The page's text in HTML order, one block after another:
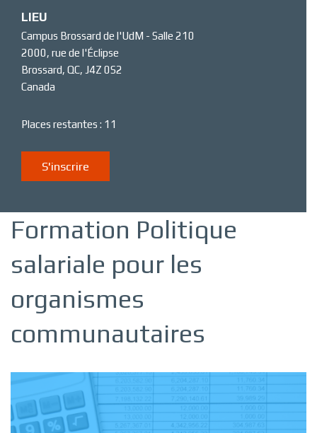
LIEU
Campus Brossard de l'UdM - Salle 210
2000, rue de l'Éclipse
Brossard, QC, J4Z 0S2
Canada
Places restantes : 11
S'inscrire
Formation Politique
salariale pour les
organismes
communautaires